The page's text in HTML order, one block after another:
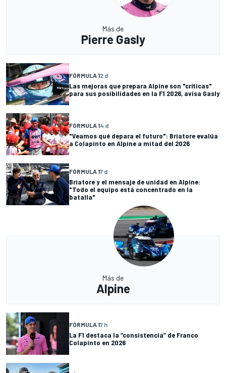
Más de
Pierre Gasly
FÓRMULA 12 d
Las mejoras que prepara Alpine son "críticas"
para sus posibilidades en la F1 2026, avisa Gasly
FÓRMULA 14 d
"Veamos qué depara el futuro": Briatore evalúa
a Colapinto en Alpine a mitad del 2026
FÓRMULA 17 d
Briatore y el mensaje de unidad en Alpine:
"Todo el equipo está concentrado en la
batalla"
Más de
Alpine
FÓRMULA 17 h
La F1 destaca la “consistencia” de Franco
Colapinto en 2026